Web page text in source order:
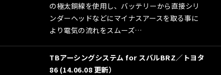
の極太銅線を使用し、バッテリーから直接シリ
ンダーヘッドなどにマイナスアースを取る事に
より電気の流れをスムーズ…
TBアーシングシステム for スバルBRZ／トヨタ
86 (14.06.08 更新）